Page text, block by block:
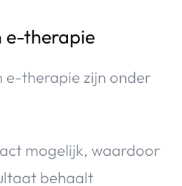
e-therapie
e-therapie zijn onder
mogelijk, waardoor
behaalt